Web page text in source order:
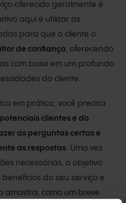
oferecido geralmente é
aqui é utilizar as
para que o cliente o
de confiança, oferecendo
com base em um profundo
do cliente.
em prática, você precisa
clientes e do
as perguntas certas e
as respostas. Uma vez
necessárias, o objetivo
do seu serviço e
amostra, como um breve